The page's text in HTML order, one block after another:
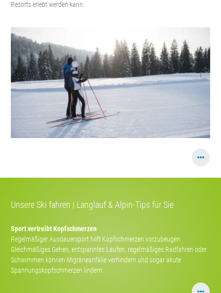
Resorts erlebt werden kann.
Unsere Ski fahren | Langlauf & Alpin-Tips für Sie
Sport vertreibt Kopfschmerzen
Regelmäßiger Ausdauersport hilft Kopfschmerzen vorzubeugen:
Gleichmäßiges Gehen, entspanntes Laufen, regelmäßiges Radfahren oder
Schwimmen können Migräneanfälle verhindern und sogar akute
Spannungskopfschmerzen lindern.